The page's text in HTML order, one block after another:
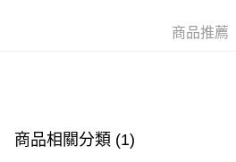
商品推薦
商品相關分類 (1)